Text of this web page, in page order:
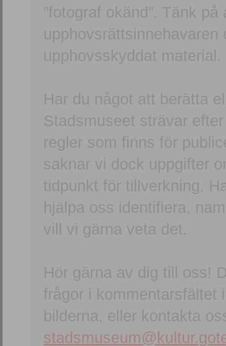
”fotograf okänd”. Tänk
upphovsskyddat material.
Har du något att berätta
Stadsmuseet strävar
regler som finns för
saknar vi dock uppgifter
tidpunkt för tillverkning.
hjälpa oss identifiera,
vill vi gärna veta det.
Hör gärna av dig till oss!
frågor i kommentarsfältet
bilderna, eller kontakta